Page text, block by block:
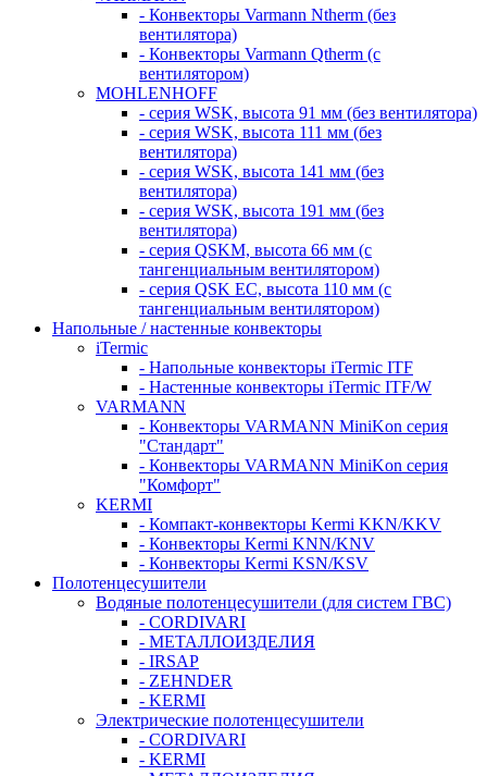
- Конвекторы Varmann Ntherm (без
вентилятора)
- Конвекторы Varmann Qtherm (с
вентилятором)
MOHLENHOFF
- серия WSK, высота 91 мм (без вентилятора)
- серия WSK, высота 111 мм (без
вентилятора)
- серия WSK, высота 141 мм (без
вентилятора)
- серия WSK, высота 191 мм (без
вентилятора)
- серия QSKM, высота 66 мм (с
тангенциальным вентилятором)
- серия QSK EC, высота 110 мм (с
тангенциальным вентилятором)
Напольные / настенные конвекторы
iTermic
- Напольные конвекторы iTermic ITF
- Настенные конвекторы iTermic ITF/W
VARMANN
- Конвекторы VARMANN MiniKon серия
"Стандарт"
- Конвекторы VARMANN MiniKon серия
"Комфорт"
KERMI
- Компакт-конвекторы Kermi KKN/KKV
- Конвекторы Kermi KNN/KNV
- Конвекторы Kermi KSN/KSV
Полотенцесушители
Водяные полотенцесушители (для систем ГВС)
- CORDIVARI
- МЕТАЛЛОИЗДЕЛИЯ
- IRSAP
- ZEHNDER
- KERMI
Электрические полотенцесушители
- CORDIVARI
- KERMI